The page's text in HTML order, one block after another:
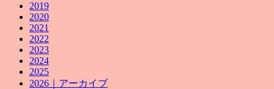
2019
2020
2021
2022
2023
2024
2025
2026｜アーカイブ